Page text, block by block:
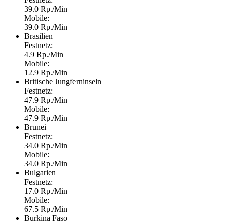
39.0 Rp./Min
Mobile:
39.0 Rp./Min
Brasilien
Festnetz:
4.9 Rp./Min
Mobile:
12.9 Rp./Min
Britische Jungferninseln
Festnetz:
47.9 Rp./Min
Mobile:
47.9 Rp./Min
Brunei
Festnetz:
34.0 Rp./Min
Mobile:
34.0 Rp./Min
Bulgarien
Festnetz:
17.0 Rp./Min
Mobile:
67.5 Rp./Min
Burkina Faso